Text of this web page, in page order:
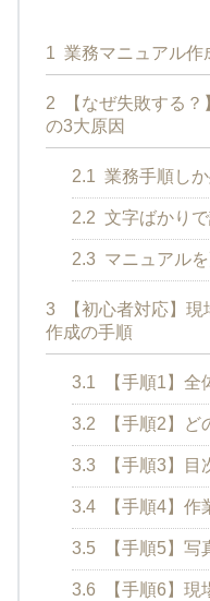
1 業務マニュアル作
2
【なぜ失敗する
の3大原因
2.1 業務手順し
2.2 文字ばかり
2.3 マニュアル
3
【初心者対応】
作成の手順
3.1 【手順1】全
3.2 【手順2】ど
3.3 【手順3】目
3.4 【手順4】作
3.5 【手順5】写
3.6 【手順6】現